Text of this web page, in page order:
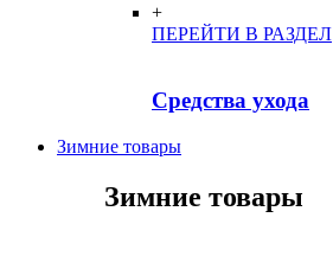
+
ПЕРЕЙТИ В РАЗДЕЛ
Средства ухода
Зимние товары
Зимние товары